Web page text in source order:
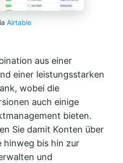
Airtable
aus einer
einer leistungsstarken
wobei die
auch einige
bieten.
Sie damit Konten über
hinweg bis hin zur
und